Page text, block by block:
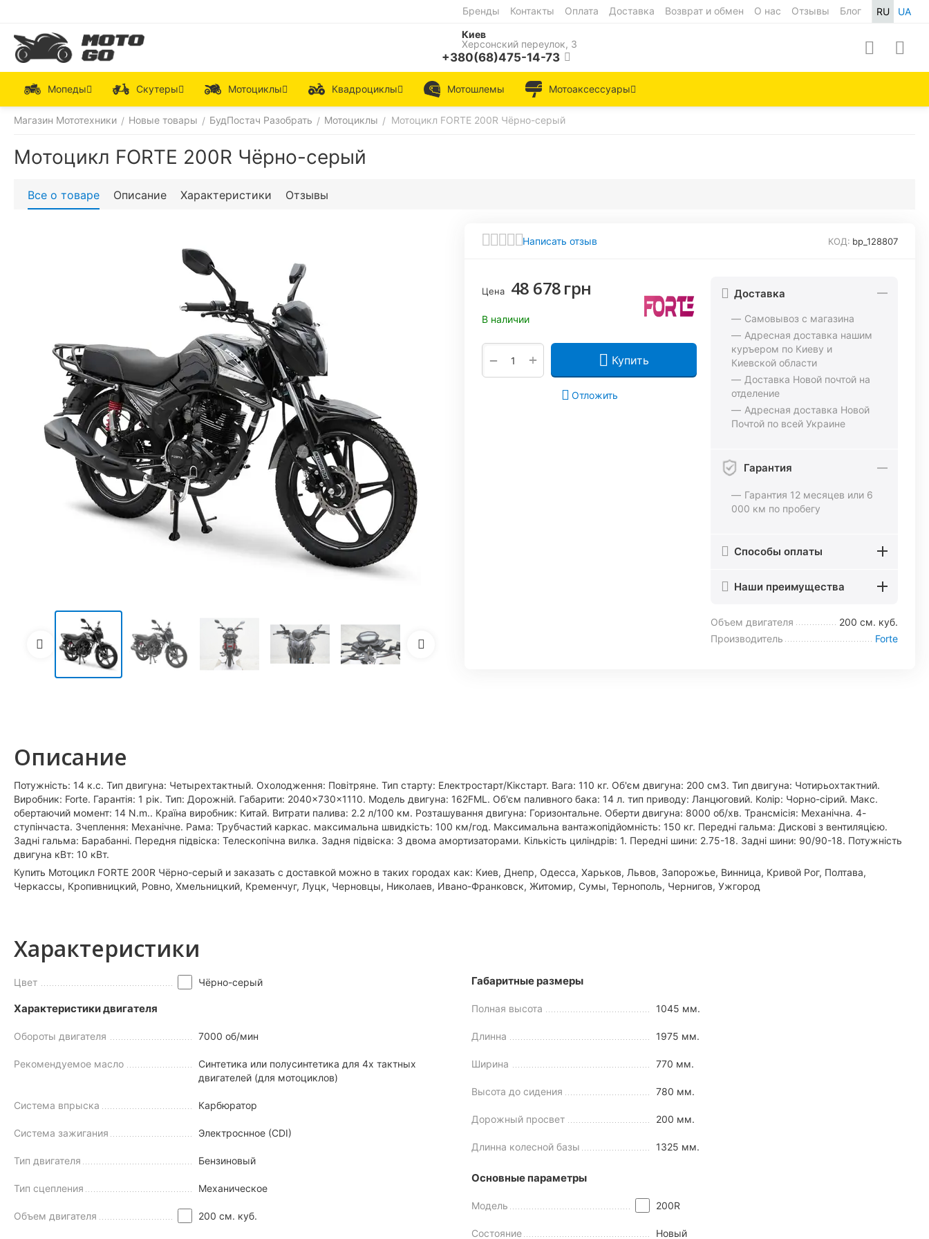
RU UA
Бренды Контакты Оплата Доставка Возврат и обмен О нас Отзывы
Блог
Киев
Херсонский переулок, 3
+380(68)475-14-73
Мопеды Скутеры Мотоциклы Квадроциклы Мотошлемы Мотоаксессуары
Магазин Мототехники / Новые товары / БудПостач Разобрать / Мотоциклы / Мотоцикл FORTE 200R Чёрно-серый
Мотоцикл FORTE 200R Чёрно-серый
Все о товаре Описание Характеристики Отзывы
Написать отзыв КОД: bp_128807
Цена 48 678грн
В наличии
+
− Купить
Отложить
Доставка
Самовывоз с магазина
Адресная доставка нашим
куръером по Киеву и
Киевской области
Доставка Новой почтой на
отделение
Адресная доставка Новой
Почтой по всей Украине
Гарантия
Гарантия 12 месяцев или 6
000 км по пробегу
Способы оплаты
Наши преимущества
Объем двигателя
200 см. куб.
Производитель
Forte
Описание
Потужність: 14 к.с. Тип двигуна: Четырехтактный. Охолодження: Повітряне. Тип старту: Електростарт/Кікстарт. Вага: 110 кг. Об'єм двигуна: 200 см3. Тип двигуна: Чотирьохтактний.
Виробник: Forte. Гарантія: 1 рік. Тип: Дорожній. Габарити: 2040×730×1110. Модель двигуна: 162FML. Об'єм паливного бака: 14 л. тип приводу: Ланцюговий. Колір: Чорно-сірий. Макс.
обертаючий момент: 14 N.m.. Країна виробник: Китай. Витрати палива: 2.2 л/100 км. Розташування двигуна: Горизонтальне. Оберти двигуна: 8000 об/хв. Трансмісія: Механічна. 4-
ступінчаста. Зчеплення: Механічне. Рама: Трубчастий каркас. максимальна швидкість: 100 км/год. Максимальна вантажопідйомність: 150 кг. Передні гальма: Дискові з вентиляцією.
Задні гальма: Барабанні. Передня підвіска: Телескопічна вилка. Задня підвіска: З двома амортизаторами. Кількість циліндрів: 1. Передні шини: 2.75-18. Задні шини: 90/90-18. Потужність
двигуна кВт: 10 кВт.
Купить Мотоцикл FORTE 200R Чёрно-серый и заказать с доставкой можно в таких городах как: Киев, Днепр, Одесса, Харьков, Львов, Запорожье, Винница, Кривой Рог, Полтава,
Черкассы, Кропивницкий, Ровно, Хмельницкий, Кременчуг, Луцк, Черновцы, Николаев, Ивано-Франковск, Житомир, Сумы, Тернополь, Чернигов, Ужгород
Характеристики
Цвет Чёрно-серый
Характеристики двигателя
Обороты двигателя 7000 об/мин
Рекомендуемое масло
Синтетика или полусинтетика для 4х тактных
двигателей (для мотоциклов)
Система впрыска Карбюратор
Система зажигания Электроснное (CDI)
Тип двигателя Бензиновый
Тип сцепления Механическое
Объем двигателя 200 см. куб.
Габаритные размеры
Полная высота 1045 мм.
Длинна 1975 мм.
Ширина 770 мм.
Высота до сидения 780 мм.
Дорожный просвет 200 мм.
Длинна колесной базы 1325 мм.
Основные параметры
Модель 200R
Состояние Новый